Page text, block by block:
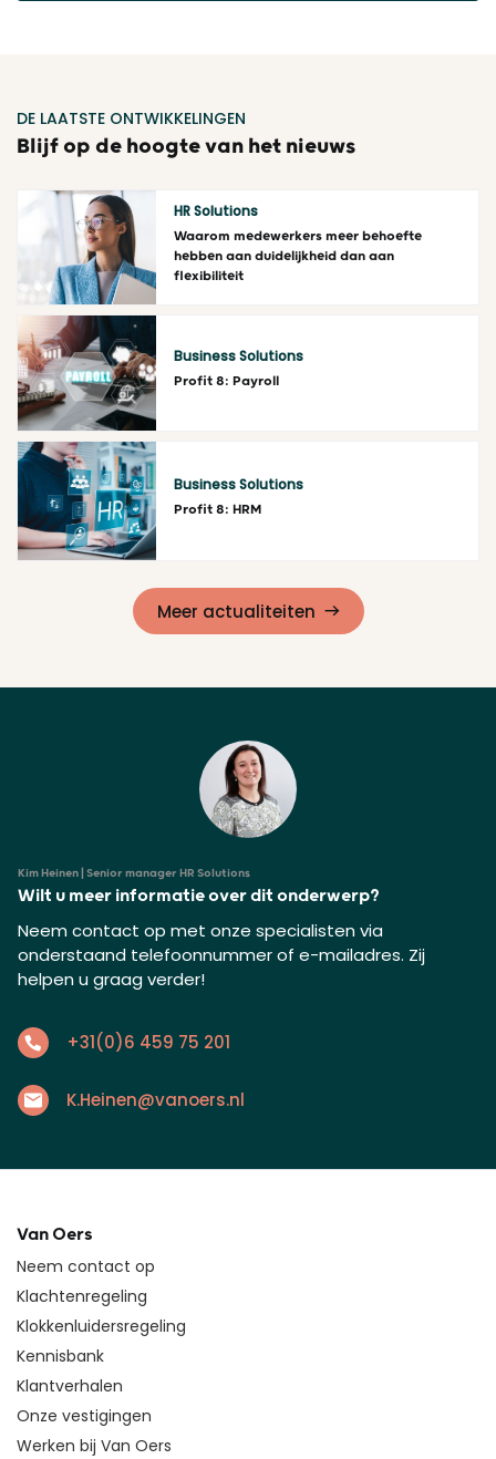
DE LAATSTE ONTWIKKELINGEN
Blijf op de hoogte van het nieuws
Lees meer
HR Solutions
Waarom medewerkers meer behoefte
hebben aan duidelijkheid dan aan
flexibiliteit
Lees meer
Business Solutions
Profit 8: Payroll
Business Solutions
Profit 8: HRM
Meer actualiteiten
Kim Heinen | Senior manager HR Solutions
Wilt u meer informatie over dit onderwerp?
Neem contact op met onze specialisten via
onderstaand telefoonnummer of e-mailadres. Zij
helpen u graag verder!
+31(0)6 459 75 201
K.Heinen@vanoers.nl
Van Oers
Neem contact op
Klachtenregeling
Klokkenluidersregeling
Kennisbank
Klantverhalen
Onze vestigingen
Werken bij Van Oers